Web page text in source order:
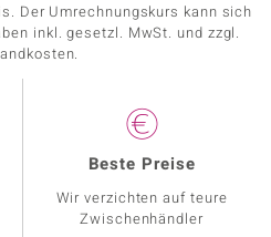
Der Umrechnungskurs kann sich
inkl. gesetzl. MwSt. und zzgl.
Beste Preise
Wir verzichten auf teure
Zwischenhändler